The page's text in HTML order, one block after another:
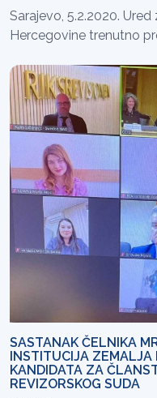
Sarajevo, 5.2.2020.
Hercegovine trenutno
SASTANAK ČELNIKA
INSTITUCIJA
KANDIDATA ZA
REVIZORSKOG SUDA